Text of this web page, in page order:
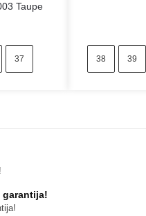
Taupe
37 38 39
garantija!